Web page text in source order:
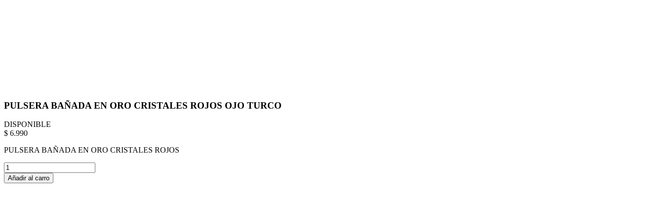
PULSERA BAÑADA EN ORO CRISTALES ROJOS OJO TURCO
DISPONIBLE
$ 6.990
PULSERA BAÑADA EN ORO CRISTALES ROJOS
Añadir al carro